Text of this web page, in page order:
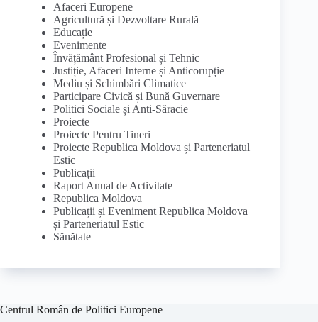
Afaceri Europene
Agricultură și Dezvoltare Rurală
Educație
Evenimente
Învățământ Profesional și Tehnic
Justiție, Afaceri Interne și Anticorupție
Mediu și Schimbări Climatice
Participare Civică și Bună Guvernare
Politici Sociale și Anti-Săracie
Proiecte
Proiecte Pentru Tineri
Proiecte Republica Moldova și Parteneriatul
Estic
Publicații
Raport Anual de Activitate
Republica Moldova
Publicații și Eveniment Republica Moldova
și Parteneriatul Estic
Sănătate
Centrul Român de Politici Europene